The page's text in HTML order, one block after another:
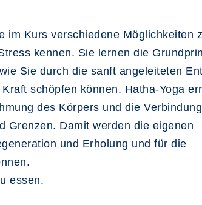
im Kurs verschiedene Möglichkeiten
kennen. Sie lernen die
Sie durch die sanft angeleiteten
schöpfen können. Hatha-Yoga
des Körpers und die
Grenzen. Damit werden die eigenen
und Erholung und für die
essen.